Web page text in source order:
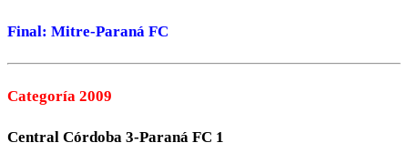
Final: Mitre-Paraná FC
Categoría 2009
Central Córdoba 3-Paraná FC 1